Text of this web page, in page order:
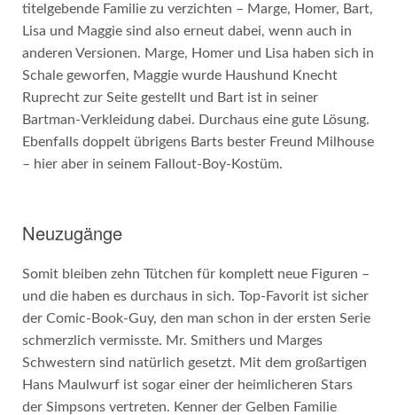
titelgebende Familie zu verzichten – Marge, Homer, Bart,
Lisa und Maggie sind also erneut dabei, wenn auch in
anderen Versionen. Marge, Homer und Lisa haben sich in
Schale geworfen, Maggie wurde Haushund Knecht
Ruprecht zur Seite gestellt und Bart ist in seiner
Bartman-Verkleidung dabei. Durchaus eine gute Lösung.
Ebenfalls doppelt übrigens Barts bester Freund Milhouse
– hier aber in seinem Fallout-Boy-Kostüm.
Neuzugänge
Somit bleiben zehn Tütchen für komplett neue Figuren –
und die haben es durchaus in sich. Top-Favorit ist sicher
der Comic-Book-Guy, den man schon in der ersten Serie
schmerzlich vermisste. Mr. Smithers und Marges
Schwestern sind natürlich gesetzt. Mit dem großartigen
Hans Maulwurf ist sogar einer der heimlicheren Stars
der Simpsons vertreten. Kenner der Gelben Familie